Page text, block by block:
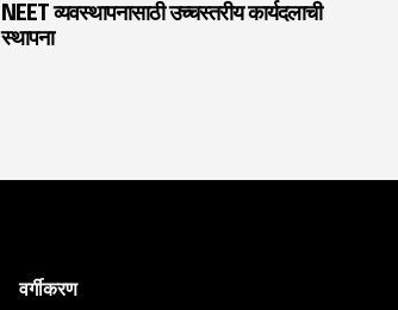
NEET व्यवस्थापनासाठी उच्चस्तरीय कार्यदलाची
स्थापना
वर्गीकरण